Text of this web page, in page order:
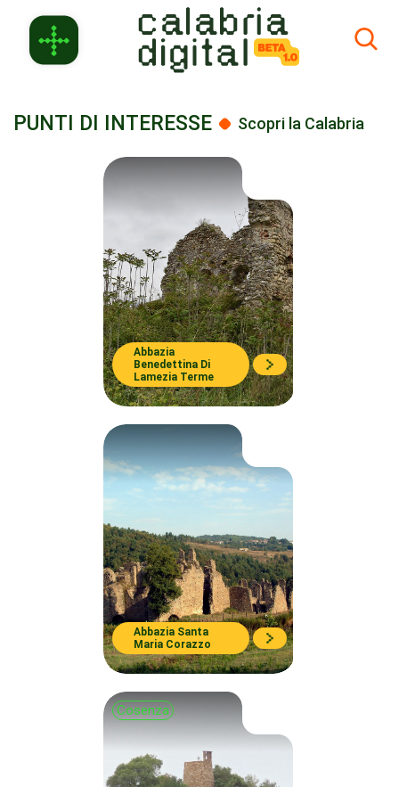
PUNTI DI INTERESSE Scopri la Calabria
Abbazia
Benedettina Di
Lamezia Terme
Abbazia Santa
Maria Corazzo
Cosenza